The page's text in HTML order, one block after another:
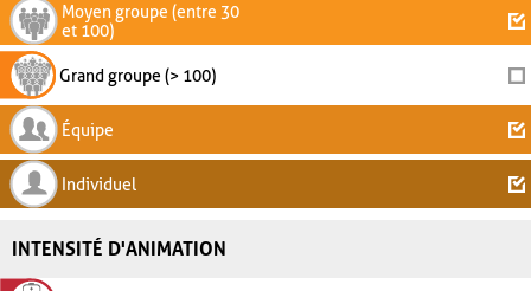
Moyen groupe (entre 30
et 100)
Grand groupe (> 100)
Équipe
Individuel
INTENSITÉ D'ANIMATION